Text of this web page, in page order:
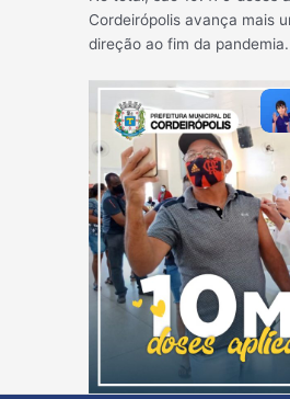
Cordeirópolis avança mais
direção ao fim da pandemia.